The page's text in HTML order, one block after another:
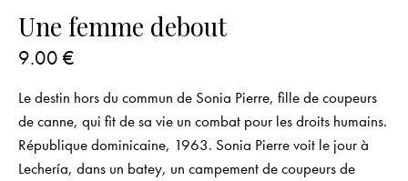
Une femme debout
9.00 €
Le destin hors du commun de Sonia Pierre, fille de coupeurs
de canne, qui fit de sa vie un combat pour les droits humains.
République dominicaine, 1963. Sonia Pierre voit le jour à
Lechería, dans un batey, un campement de coupeurs de